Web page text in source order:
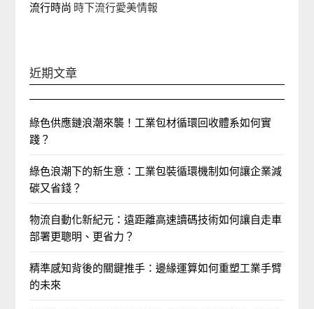
流行時尚 時下流行愛美情報
近期文章
綠色供應鏈浪潮來襲！工業包材循環回收體系如何實
踐？
綠色浪潮下的新生意：工業包裝循環機制如何讓企業減
碳又省錢？
物流自動化新紀元：遠距離高速讀碼技術如何讓自走車
部署更聰明、更省力？
精準感知背後的關鍵推手：邊緣運算如何重塑工業手臂
的未來